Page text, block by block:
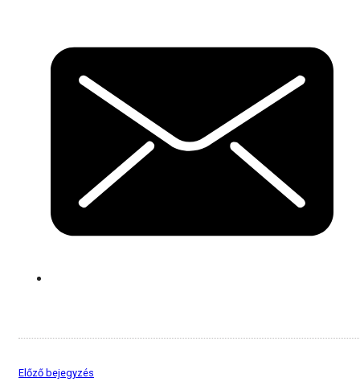
Előző bejegyzés